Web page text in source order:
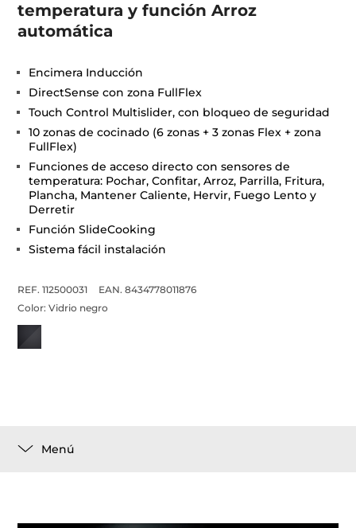
temperatura y función Arroz
automática
Encimera Inducción
DirectSense con zona FullFlex
Touch Control Multislider, con bloqueo de seguridad
10 zonas de cocinado (6 zonas + 3 zonas Flex + zona
FullFlex)
Funciones de acceso directo con sensores de
temperatura: Pochar, Confitar, Arroz, Parrilla, Fritura,
Plancha, Mantener Caliente, Hervir, Fuego Lento y
Derretir
Función SlideCooking
Sistema fácil instalación
REF. 112500031
EAN. 8434778011876
Color:Vidrio negro
Menú